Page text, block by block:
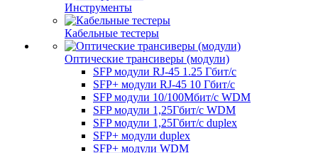
Инструменты
Кабельные тестеры
Оптические трансиверы (модули)
SFP модули RJ-45 1.25 Гбит/c
SFP+ модули RJ-45 10 Гбит/c
SFP модули 10/100Мбит/с WDM
SFP модули 1,25Гбит/с WDM
SFP модули 1,25Гбит/с duplex
SFP+ модули duplex
SFP+ модули WDM